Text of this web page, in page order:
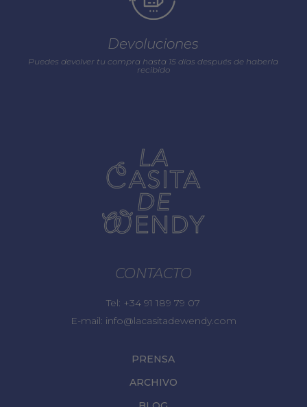
Devoluciones
Puedes devolver tu compra hasta 15 días después de haberla
recibido
CONTACTO
Tel: +34 91 189 79 07
E-mail: info@lacasitadewendy.com
PRENSA
ARCHIVO